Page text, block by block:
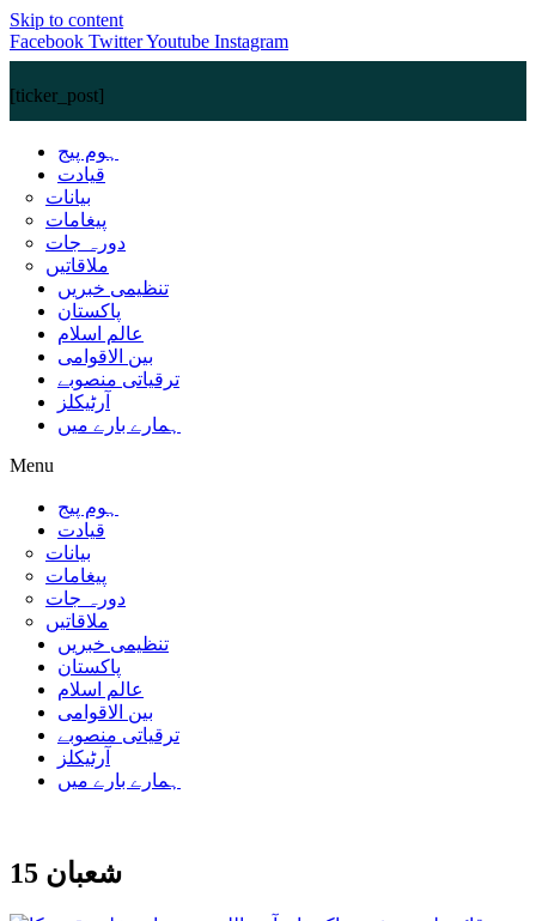
Skip to content
Facebook TwitterYoutube Instagram
[ticker_post]
ہوم پیج
قیادت
بیانات
پیغامات
دورہ جات
ملاقاتیں
تنظیمی خبریں
پاکستان
عالم اسلام
بین الاقوامی
ترقیاتی منصوبے
آرٹیکلز
ہمارے بارے میں
Menu
ہوم پیج
قیادت
بیانات
پیغامات
دورہ جات
ملاقاتیں
تنظیمی خبریں
پاکستان
عالم اسلام
بین الاقوامی
ترقیاتی منصوبے
آرٹیکلز
ہمارے بارے میں
15 شعبان